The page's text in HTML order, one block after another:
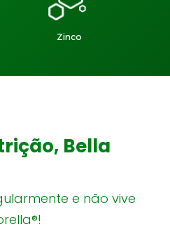
Zinco
Bella
e não vive